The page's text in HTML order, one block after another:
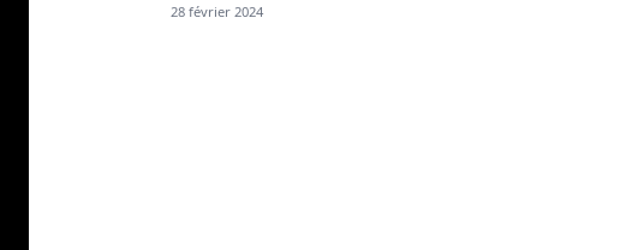
28 février 2024